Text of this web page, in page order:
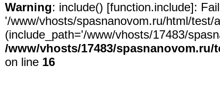
Warning: include() [function.include]:
'/www/vhosts/spasnanovom.ru/html/
(include_path='/www/vhosts/17483/
/www/vhosts/17483/
on line 16